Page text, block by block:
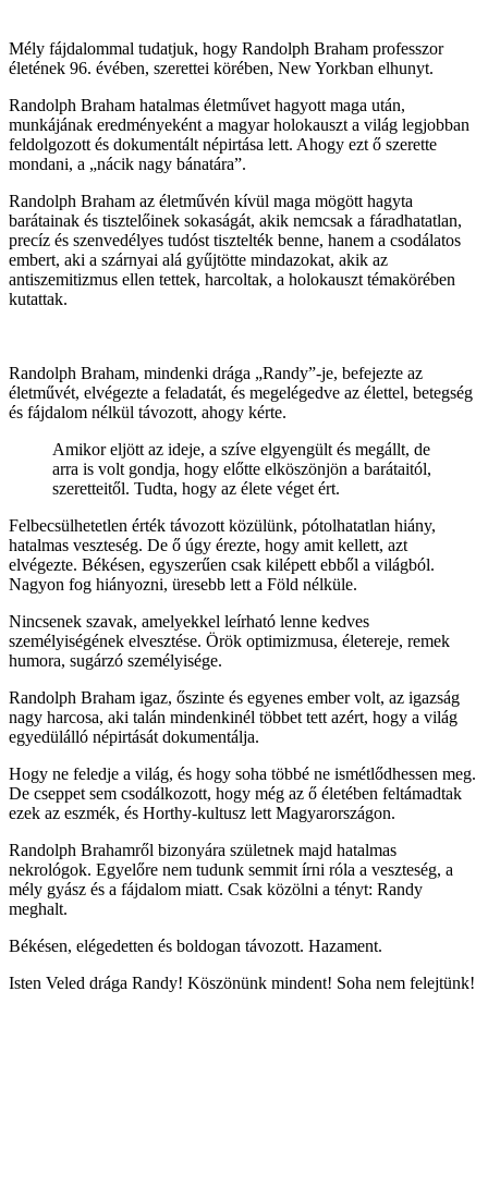
Mély fájdalommal tudatjuk, hogy Randolph Braham professzor
életének 96. évében, szerettei körében, New Yorkban elhunyt.
Randolph Braham hatalmas életművet hagyott maga után,
munkájának eredményeként a magyar holokauszt a világ legjobban
feldolgozott és dokumentált népirtása lett. Ahogy ezt ő szerette
mondani, a „nácik nagy bánatára”.
Randolph Braham az életművén kívül maga mögött hagyta
barátainak és tisztelőinek sokaságát, akik nemcsak a fáradhatatlan,
precíz és szenvedélyes tudóst tisztelték benne, hanem a csodálatos
embert, aki a szárnyai alá gyűjtötte mindazokat, akik az
antiszemitizmus ellen tettek, harcoltak, a holokauszt témakörében
kutattak.
Randolph Braham, mindenki drága „Randy”-je, befejezte az
életművét, elvégezte a feladatát, és megelégedve az élettel, betegség
és fájdalom nélkül távozott, ahogy kérte.
Amikor eljött az ideje, a szíve elgyengült és megállt, de
arra is volt gondja, hogy előtte elköszönjön a barátaitól,
szeretteitől. Tudta, hogy az élete véget ért.
Felbecsülhetetlen érték távozott közülünk, pótolhatatlan hiány,
hatalmas veszteség. De ő úgy érezte, hogy amit kellett, azt
elvégezte. Békésen, egyszerűen csak kilépett ebből a világból.
Nagyon fog hiányozni, üresebb lett a Föld nélküle.
Nincsenek szavak, amelyekkel leírható lenne kedves
személyiségének elvesztése. Örök optimizmusa, életereje, remek
humora, sugárzó személyisége.
Randolph Braham igaz, őszinte és egyenes ember volt, az igazság
nagy harcosa, aki talán mindenkinél többet tett azért, hogy a világ
egyedülálló népirtását dokumentálja.
Hogy ne feledje a világ, és hogy soha többé ne ismétlődhessen meg.
De cseppet sem csodálkozott, hogy még az ő életében feltámadtak
ezek az eszmék, és Horthy-kultusz lett Magyarországon.
Randolph Brahamről bizonyára születnek majd hatalmas
nekrológok. Egyelőre nem tudunk semmit írni róla a veszteség, a
mély gyász és a fájdalom miatt. Csak közölni a tényt: Randy
meghalt.
Békésen, elégedetten és boldogan távozott. Hazament.
Isten Veled drága Randy! Köszönünk mindent! Soha nem felejtünk!